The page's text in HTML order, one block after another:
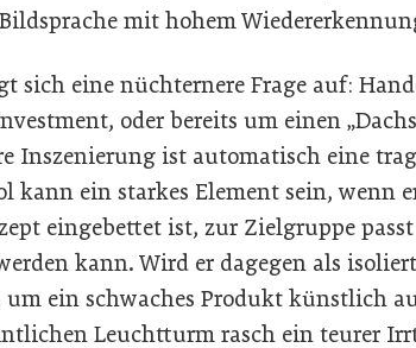
mit hohem
sich eine nüchternere Frage auf:
oder bereits um einen
Inszenierung ist automatisch eine
kann ein starkes Element sein, wenn
eingebettet ist, zur Zielgruppe
kann. Wird er dagegen als
um ein schwaches Produkt künstlich
Leuchtturm rasch ein teurer